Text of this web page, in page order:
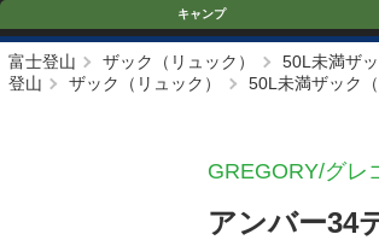
キャンプ
富士登山 ザック（リュック） 50L未満ザ
登山
ザック（リュック） 50L未満ザック（
GREGORY/グレ
アンバー34